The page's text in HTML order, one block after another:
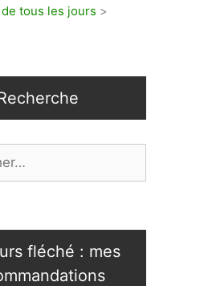
tous les jours >
fléché : mes